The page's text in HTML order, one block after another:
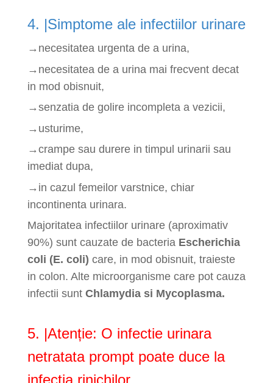
4. |Simptome ale infectiilor urinare
→necesitatea urgenta de a urina,
→necesitatea de a urina mai frecvent decat
in mod obisnuit,
→senzatia de golire incompleta a vezicii,
→usturime,
→crampe sau durere in timpul urinarii sau
imediat dupa,
→in cazul femeilor varstnice, chiar
incontinenta urinara.
Majoritatea infectiilor urinare (aproximativ
90%) sunt cauzate de bacteria Escherichia
coli (E. coli) care, in mod obisnuit, traieste
in colon. Alte microorganisme care pot cauza
infectii sunt Chlamydia si Mycoplasma.
5. |Atenție: O infectie urinara
netratata prompt poate duce la
infectia rinichilor.